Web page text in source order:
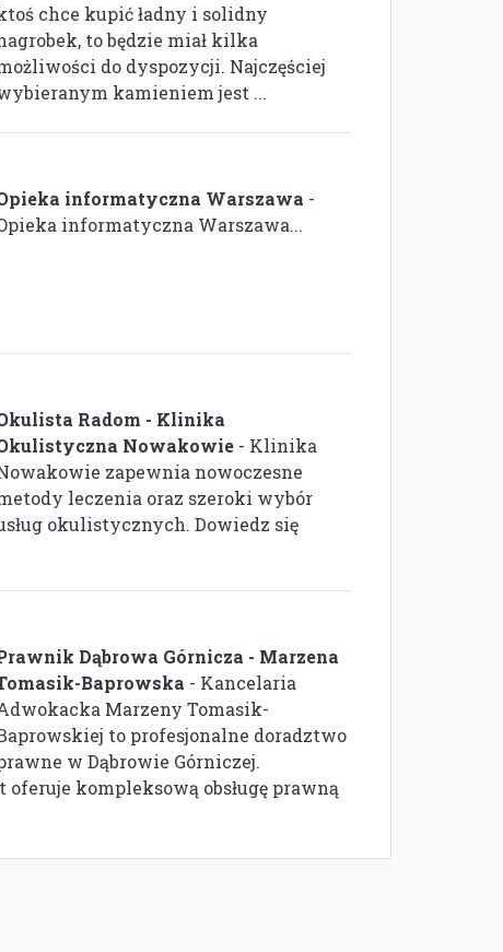
chce kupić ładny i solidny
to będzie miał kilka
do dyspozycji. Najczęściej
kamieniem jest ...
informatyczna Warszawa -
informatyczna Warszawa...
Radom - Klinika
Nowakowie - Klinika
zapewnia nowoczesne
leczenia oraz szeroki wybór
okulistycznych. Dowiedz się
Dąbrowa Górnicza - Marzena
Baprowska - Kancelaria
Marzeny Tomasik-
to profesjonalne doradztwo
w Dąbrowie Górniczej.
kompleksową obsługę prawną